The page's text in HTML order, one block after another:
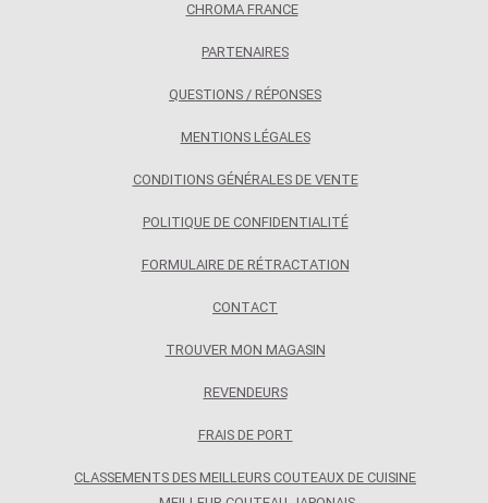
CHROMA FRANCE
PARTENAIRES
QUESTIONS / RÉPONSES
MENTIONS LÉGALES
CONDITIONS GÉNÉRALES DE VENTE
POLITIQUE DE CONFIDENTIALITÉ
FORMULAIRE DE RÉTRACTATION
CONTACT
TROUVER MON MAGASIN
REVENDEURS
FRAIS DE PORT
CLASSEMENTS DES MEILLEURS COUTEAUX DE CUISINE